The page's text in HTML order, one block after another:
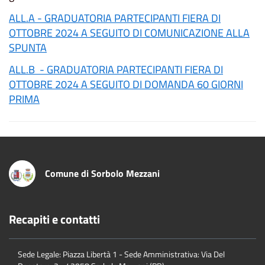
ALL.A - GRADUATORIA PARTECIPANTI FIERA DI
OTTOBRE 2024 A SEGUITO DI COMUNICAZIONE ALLA
SPUNTA
ALL.B - GRADUATORIA PARTECIPANTI FIERA DI
OTTOBRE 2024 A SEGUITO DI DOMANDA 60 GIORNI
PRIMA
Comune di Sorbolo Mezzani
Recapiti e contatti
Sede Legale: Piazza Libertà 1 - Sede Amministrativa: Via Del